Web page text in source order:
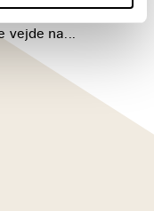
ani velmistra
vejde na...